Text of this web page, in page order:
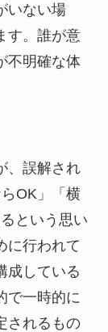
いない場
す。誰が意
不明確な体
、誤解され
OK」「横
という思い
に行われて
成している
で一時的に
されるもの